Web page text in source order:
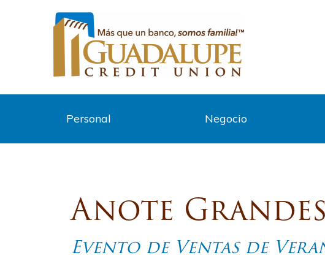
Personal Negocio
Anote
Evento de Ventas de